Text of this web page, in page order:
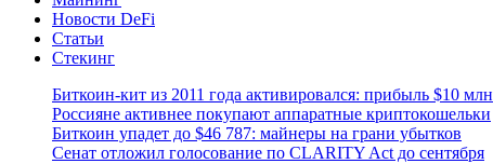
Новости DeFi
Статьи
Стекинг
Биткоин-кит из 2011 года активировался: прибыль $10 млн
Россияне активнее покупают аппаратные криптокошельки
Биткоин упадет до $46 787: майнеры на грани убытков
Сенат отложил голосование по CLARITY Act до сентября